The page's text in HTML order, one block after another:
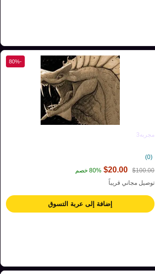
مجربه3
$100.00
$20.00
80% خصم
توصيل مجاني قريباً
إضافة إلى عربة التسوق